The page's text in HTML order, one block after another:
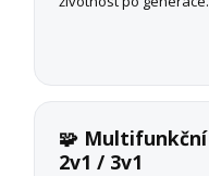
🧩 Multifunkční
2v1 / 3v1